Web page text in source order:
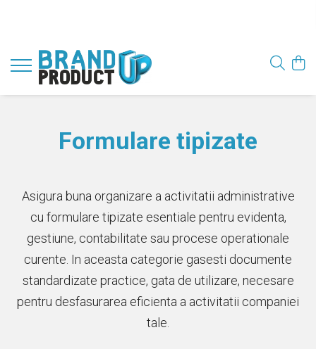
Formulare tipizate
Asigura buna organizare a activitatii administrative
cu formulare tipizate esentiale pentru evidenta,
gestiune, contabilitate sau procese operationale
curente. In aceasta categorie gasesti documente
standardizate practice, gata de utilizare, necesare
pentru desfasurarea eficienta a activitatii companiei
tale.